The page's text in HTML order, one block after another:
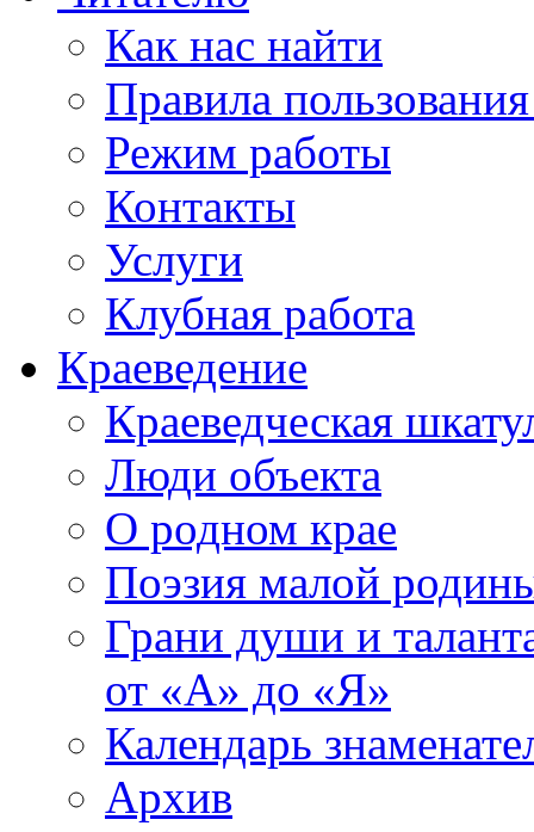
Как нас найти
Правила
Режим работы
Контакты
Услуги
Клубная работа
Краеведение
Краеведческая
Люди объекта
О родном крае
Поэзия малой
Грани души и
от «А» до «Я»
Календарь
Архив